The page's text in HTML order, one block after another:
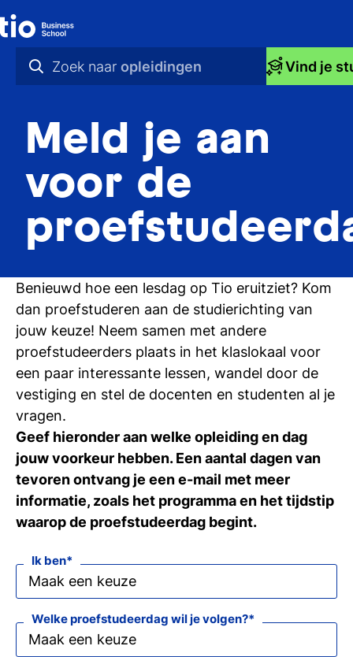
Zoek naar opleidingen
videos
nieuws
Vind je
Meld je aan
voor de
Benieuwd hoe een lesdag op Tio eruitziet? Kom
dan proefstuderen aan de studierichting van
jouw keuze! Neem samen met andere
proefstudeerders plaats in het klaslokaal voor
een paar interessante lessen, wandel door de
vestiging en stel de docenten en studenten al je
vragen.
Geef hieronder aan welke opleiding en dag
jouw voorkeur hebben. Een aantal dagen van
tevoren ontvang je een e-mail met meer
informatie, zoals het programma en het tijdstip
waarop de proefstudeerdag begint.
Ik ben
Welke proefstudeerdag wil je volgen?